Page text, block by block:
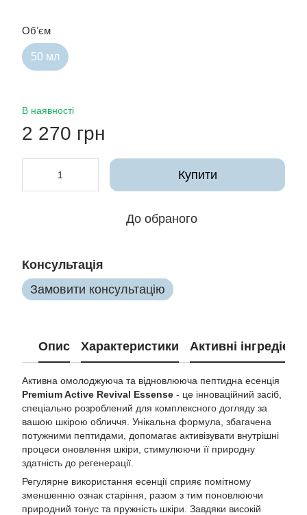
Обʼєм
50 мл
В наявності
2 270 грн
Купити
До обраного
Консультація
Замовити консультацію
Опис Характеристики Активні
Активна омолоджуюча та відновлююча пептидна есенція
Premium Active Revival Essense - це інноваційний засіб,
спеціально розроблений для комплексного догляду за
вашою шкірою обличчя. Унікальна формула, збагачена
потужними пептидами, допомагає активізувати внутрішні
процеси оновлення шкіри, стимулюючи її природну
здатність до регенерації.
Регулярне використання есенції сприяє помітному
зменшенню ознак старіння, разом з тим поновлюючи
природний тонус та пружність шкіри. Завдяки високій